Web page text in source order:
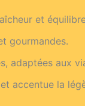
et
gourmandes.
adaptées aux
accentue la